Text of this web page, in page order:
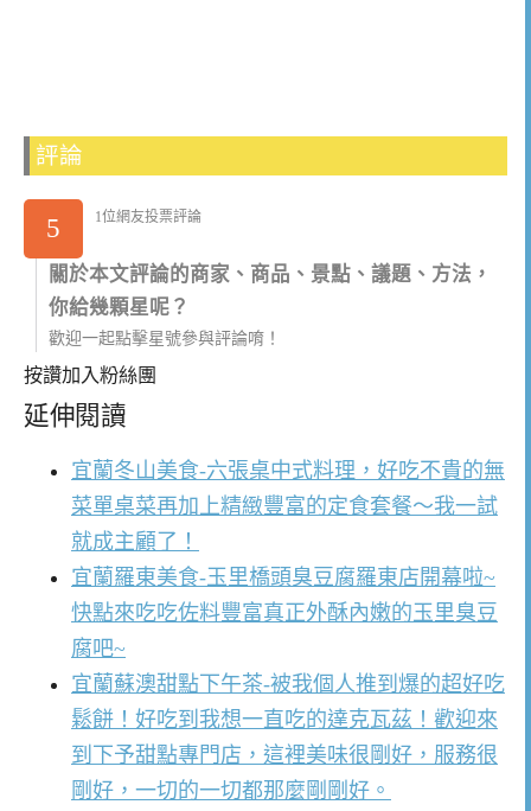
評論
5 1位網友投票評論
關於本文評論的商家、商品、景點、議題、方法，
你給幾顆星呢？
歡迎一起點擊星號參與評論唷！
按讚加入粉絲團
延伸閱讀
宜蘭冬山美食-六張桌中式料理，好吃不貴的無
菜單桌菜再加上精緻豐富的定食套餐～我一試
就成主顧了！
宜蘭羅東美食-玉里橋頭臭豆腐羅東店開幕啦~
快點來吃吃佐料豐富真正外酥內嫩的玉里臭豆
腐吧~
宜蘭蘇澳甜點下午茶-被我個人推到爆的超好吃
鬆餅！好吃到我想一直吃的達克瓦茲！歡迎來
到下予甜點專門店，這裡美味很剛好，服務很
剛好，一切的一切都那麼剛剛好。